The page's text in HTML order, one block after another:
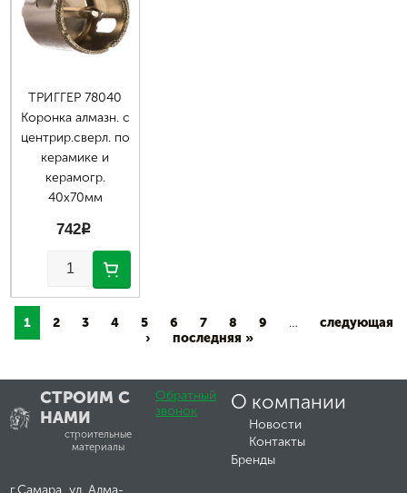
ТРИГГЕР 78040
Коронка алмазн. с
центрир.сверл. по
керамике и
керамогр.
40х70мм
742p
1 2 3 4 5 6 7 8 9 …
следующая
›
последняя »
СТРОИМ С
НАМИ
строительные
материалы
г.Самара, ул. Алма-
Обратный
звонок
О компании
Новости
Контакты
Бренды